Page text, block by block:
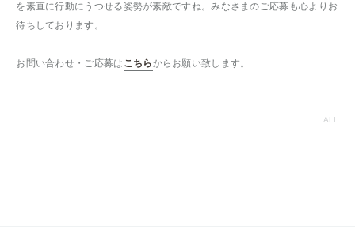
を素直に行動にうつせる姿勢が素敵ですね。みなさまのご応募も心よりお
待ちしております。
お問い合わせ・ご応募は こちらからお願い致します。
ALL